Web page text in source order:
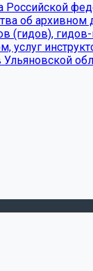
Российской
об архивном
(гидов),
услуг